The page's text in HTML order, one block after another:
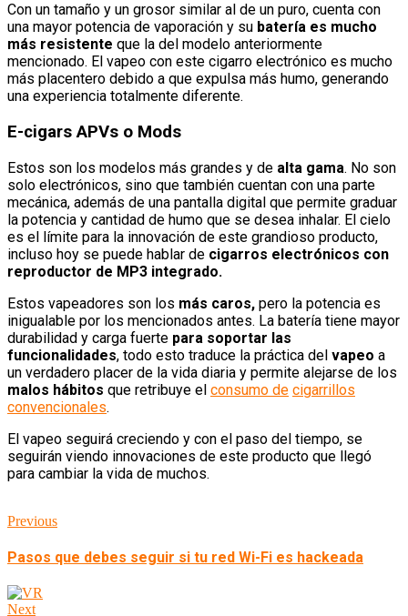
Con un tamaño y un grosor similar al de un puro, cuenta con
una mayor potencia de vaporación y su batería es mucho
más resistente que la del modelo anteriormente
mencionado. El vapeo con este cigarro electrónico es mucho
más placentero debido a que expulsa más humo, generando
una experiencia totalmente diferente.
E-cigars APVs o Mods
Estos son los modelos más grandes y de alta gama. No son
solo electrónicos, sino que también cuentan con una parte
mecánica, además de una pantalla digital que permite graduar
la potencia y cantidad de humo que se desea inhalar. El cielo
es el límite para la innovación de este grandioso producto,
incluso hoy se puede hablar de cigarros electrónicos con
reproductor de MP3 integrado.
Estos vapeadores son los más caros, pero la potencia es
inigualable por los mencionados antes. La batería tiene mayor
durabilidad y carga fuerte para soportar las
funcionalidades, todo esto traduce la práctica del vapeo a
un verdadero placer de la vida diaria y permite alejarse de los
malos hábitos que retribuye el consumo de cigarrillos
convencionales.
El vapeo seguirá creciendo y con el paso del tiempo, se
seguirán viendo innovaciones de este producto que llegó
para cambiar la vida de muchos.
Previous
Pasos que debes seguir si tu red Wi-Fi es hackeada
Next